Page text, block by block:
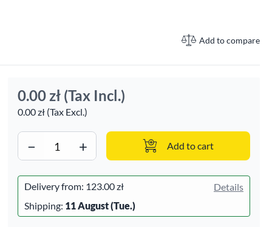
Add to compare
0.00 zł (Tax Incl.)
0.00 zł (Tax Excl.)
− + Add to cart
Delivery from: 123.00 zł
Details
Shipping: 11 August (Tue.)